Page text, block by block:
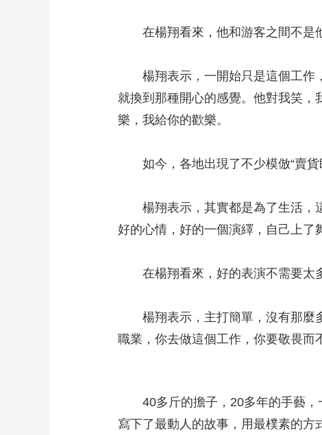
在楊翔看來，他和游客之間不是他
楊翔表示，一開始只是這個工作，
就換到那種開心的感覺。他對我笑，
樂，我給你的歡樂。
如今，各地出現了不少模倣“賣貨
楊翔表示，其實都是為了生活，這
好的心情，好的一個演繹，自己上了
在楊翔看來，好的表演不需要太多
楊翔表示，主打簡單，沒有那麼多
職業，你去做這個工作，你要敬畏而
40多斤的擔子，20多年的手藝，
寫下了最動人的故事，用最樸素的方